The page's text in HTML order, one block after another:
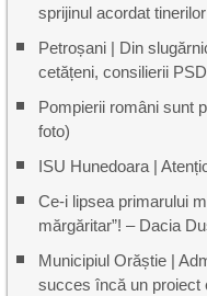
sprijinul acordat
Petroșani | Din
cetățeni, consilierii
Pompierii români sunt
foto)
ISU Hunedoara |
Ce-i lipsea primarului
mărgăritar”! – Dacia
Municipiul Orăștie |
succes încă un proiect